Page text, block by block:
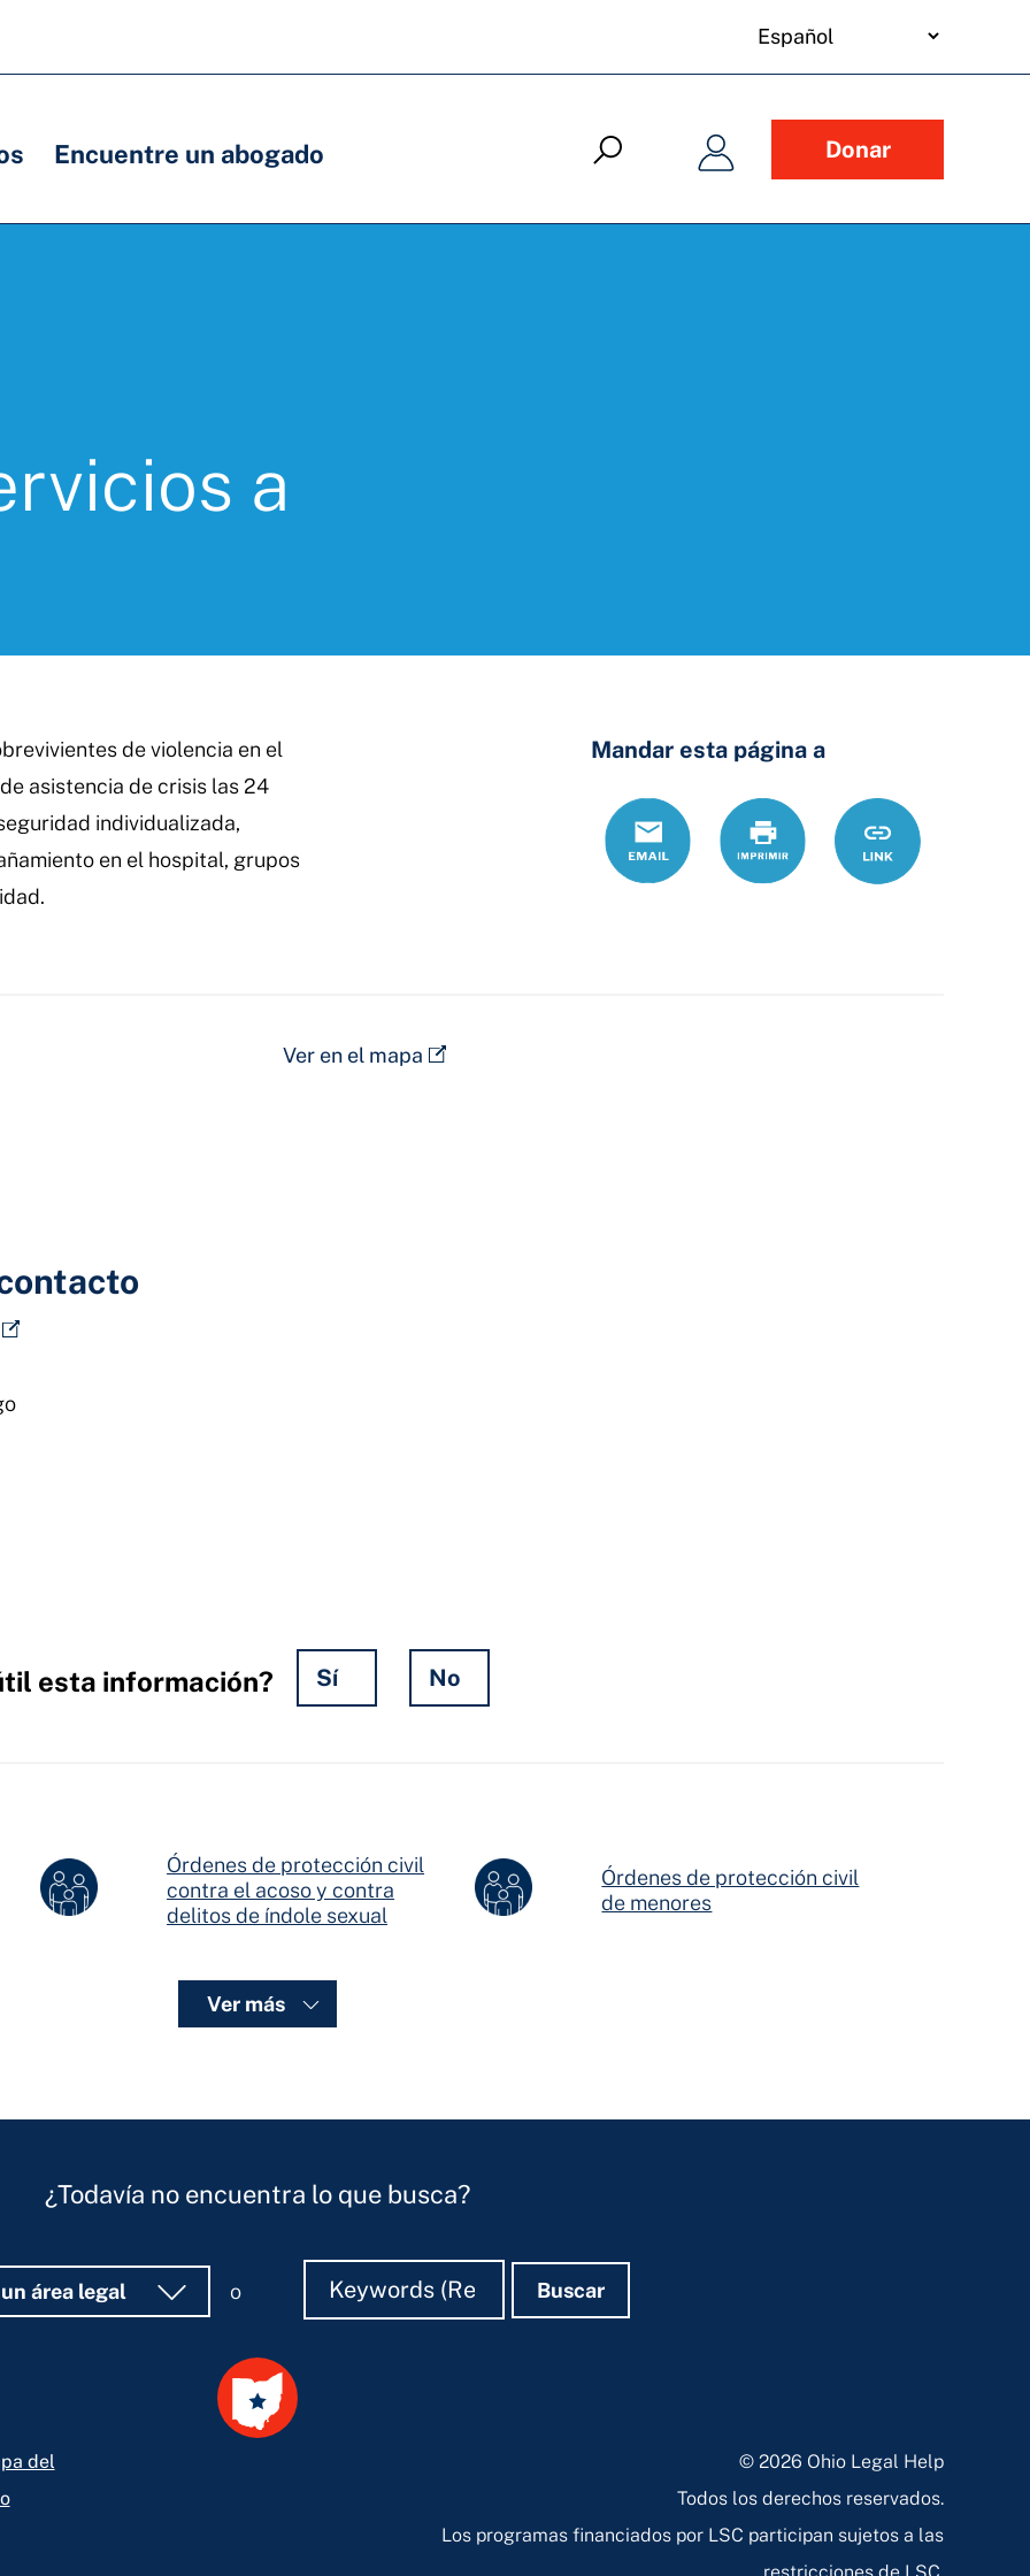
language
Encuentre un abogado Donar
a
de violencia en el
asistencia de crisis las 24
individualizada,
en el hospital, grupos
Mandar esta página a
Correo
electrónico
Print
https://
lgbtqi
Link
Ver en el mapa
esta información? Sí No
Órdenes de protección civil
contra el acoso y contra
delitos de índole sexual
Órdenes de protección civil
de menores
la
Ver más
¿Todavía no encuentra lo que busca?
área legal o
Buscar
Buscar Buscar
del
© 2026 Ohio Legal Help
Todos los derechos reservados.
Los programas financiados por LSC participan sujetos a las
restricciones de LSC.